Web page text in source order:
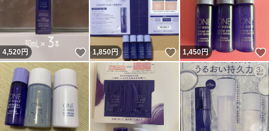
4,520円 いいね！
1,850円 いいね！
1,450円